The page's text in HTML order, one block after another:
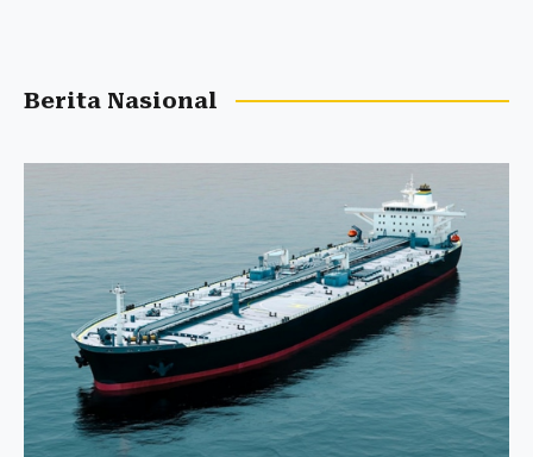
Berita Nasional